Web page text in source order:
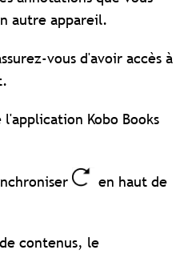
autre appareil.
vous d'avoir accès à
Kobo Books
en haut de
contenus, le